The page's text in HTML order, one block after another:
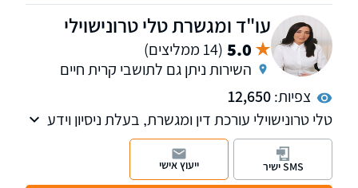
במשפטים, תואר שני בפילוסופיה ולימודי דוקטורט
במשפטים.עו"ד ומגשרת טלי טרונישוילי
5.0 (14 ממליצים)
השירות ניתן גם לתושבי קרית חיים
צפיות:12,650
טלי טרונישוילי עורכת דין ומגשרת, בעלת ניסיון וידע
עשיר בתחום דיני המשפחה, ניהול הליכי גירושין,
צוואות וירושות, מקרקעין נדל"ן, פירוק שיתוף
ופשיטת רגל. למשרד שלוחות בקרית מוצקין, נהריה
SMS ישיר ייעוץ אישי